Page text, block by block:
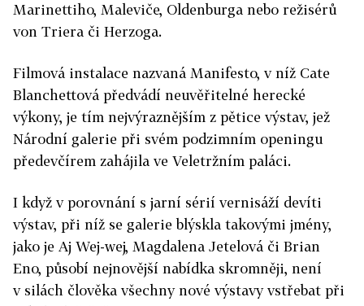
Marinettiho, Maleviče, Oldenburga nebo režisérů
von Triera či Herzoga.
Filmová instalace nazvaná Manifesto, v níž Cate
Blanchettová předvádí neuvěřitelné herecké
výkony, je tím nejvýraznějším z pětice výstav, jež
Národní galerie při svém podzimním openingu
předevčírem zahájila ve Veletržním paláci.
I když v porovnání s jarní sérií vernisáží devíti
výstav, při níž se galerie blýskla takovými jmény,
jako je Aj Wej-wej, Magdalena Jetelová či Brian
Eno, působí nejnovější nabídka skromněji, není
v silách člověka všechny nové výstavy vstřebat při